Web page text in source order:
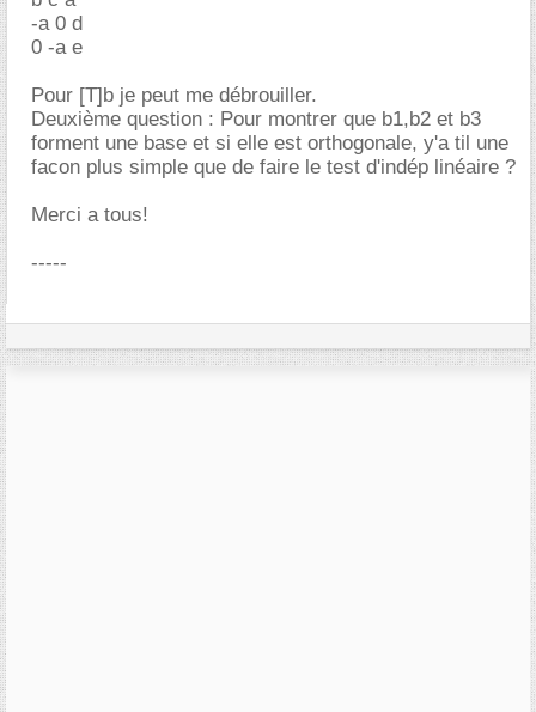
-a 0 d
0 -a e
Pour [T]b je peut me débrouiller.
Deuxième question : Pour montrer que b1,b2 et b3
forment une base et si elle est orthogonale, y'a til une
facon plus simple que de faire le test d'indép linéaire ?
Merci a tous!
-----